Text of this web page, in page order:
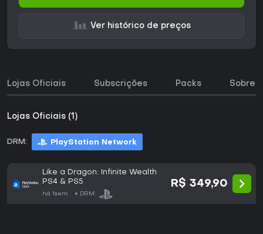
Ver histórico de preços
Lojas Oficiais Subscrições Packs Sobre
Lojas Oficiais (1)
DRM: PlayStation Network
Like a Dragon: Infinite Wealth
PS4 & PS5
há 1sem DRM:
R$ 349,90